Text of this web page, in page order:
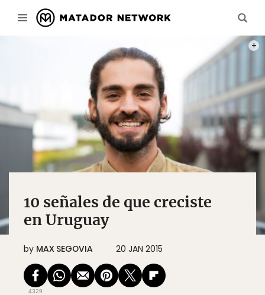
10 señales de que creciste
en Uruguay
by MAX SEGOVIA 20 JAN 2015
4329